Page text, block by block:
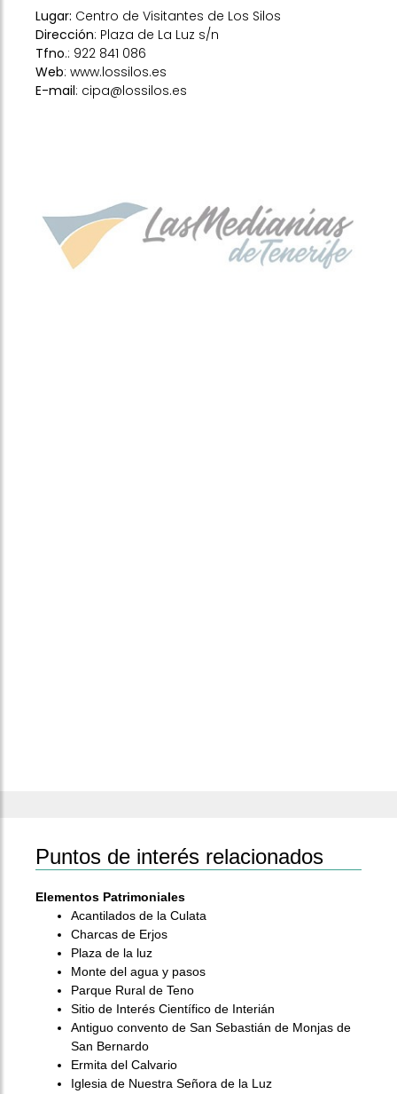
Lugar: Centro de Visitantes de Los Silos
Dirección: Plaza de La Luz s/n
Tfno.: 922 841 086
Web: www.lossilos.es
E-mail: cipa@lossilos.es
Puntos de interés relacionados
Elementos Patrimoniales
Acantilados de la Culata
Charcas de Erjos
Plaza de la luz
Monte del agua y pasos
Parque Rural de Teno
Sitio de Interés Científico de Interián
Antiguo convento de San Sebastián de Monjas de
San Bernardo
Ermita del Calvario
Iglesia de Nuestra Señora de la Luz